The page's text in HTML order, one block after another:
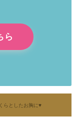
ら
らとしたお胸に♥